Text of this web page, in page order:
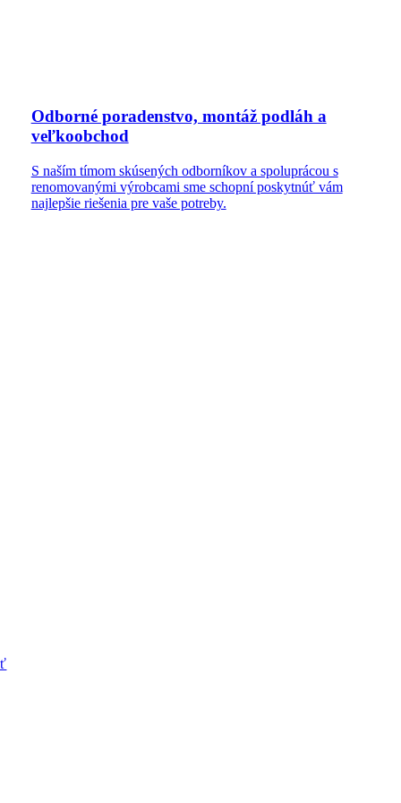
Odborné poradenstvo, montáž podláh a
veľkoobchod
S naším tímom skúsených odborníkov a spoluprácou s
renomovanými výrobcami sme schopní poskytnúť vám
najlepšie riešenia pre vaše potreby.